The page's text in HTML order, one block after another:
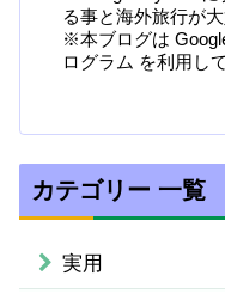
る事と海外旅行が
※本ブログは
ログラム を利用し
カテゴリー 一覧
実用